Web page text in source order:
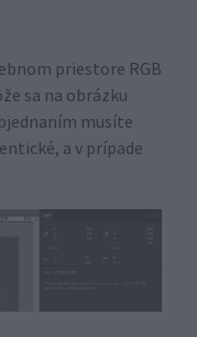
priestore RGB
sa na obrázku
musíte
a v prípade